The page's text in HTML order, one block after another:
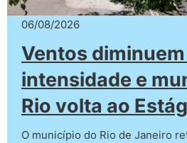
06/08/2026
Ventos
intensidade e
Rio volta ao
O município do Rio de Janeiro